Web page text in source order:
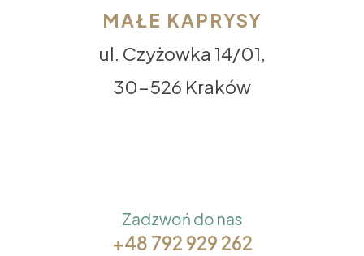
MAŁE KAPRYSY
ul. Czyżowka 14/01,
30-526 Kraków
Zadzwoń do nas
+48 792 929 262